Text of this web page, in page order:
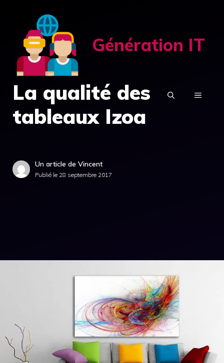
contenu
Génération IT
MENU
La qualité des
tableaux Izoa
Un article de Vincent
Publié le 28 septembre 2017